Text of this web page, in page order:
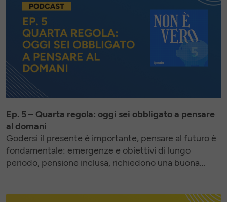
Ep. 5 – Quarta regola: oggi sei obbligato a pensare
al domani
Godersi il presente è importante, pensare al futuro è
fondamentale: emergenze e obiettivi di lungo
periodo, pensione inclusa, richiedono una buona